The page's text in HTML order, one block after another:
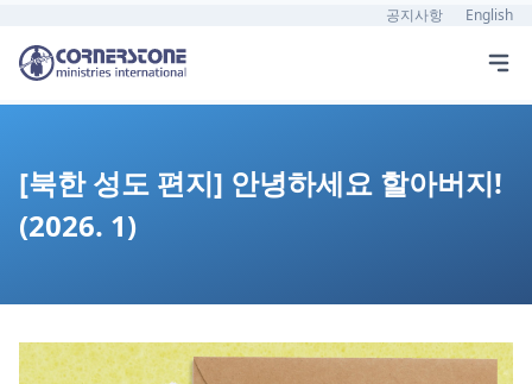
공지사항 English
[북한 성도 편지] 안녕하세요 할아버지!
(2026. 1)